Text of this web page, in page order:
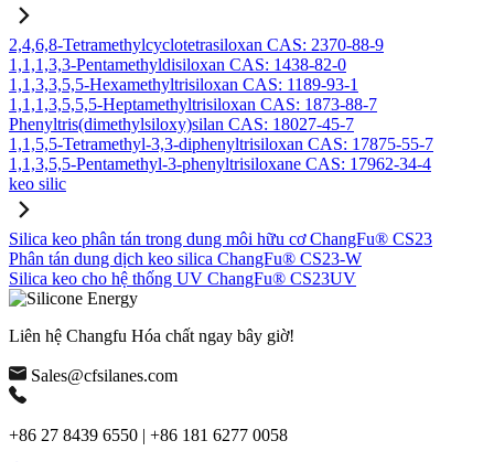
2,4,6,8-Tetramethylcyclotetrasiloxan CAS: 2370-88-9
1,1,1,3,3-Pentamethyldisiloxan CAS: 1438-82-0
1,1,3,3,5,5-Hexamethyltrisiloxan CAS: 1189-93-1
1,1,1,3,5,5,5-Heptamethyltrisiloxan CAS: 1873-88-7
Phenyltris(dimethylsiloxy)silan CAS: 18027-45-7
1,1,5,5-Tetramethyl-3,3-diphenyltrisiloxan CAS: 17875-55-7
1,1,3,5,5-Pentamethyl-3-phenyltrisiloxane CAS: 17962-34-4
keo silic
Silica keo phân tán trong dung môi hữu cơ ChangFu® CS23
Phân tán dung dịch keo silica ChangFu® CS23-W
Silica keo cho hệ thống UV ChangFu® CS23UV
Liên hệ Changfu Hóa chất ngay bây giờ!
Sales@cfsilanes.com
+86 27 8439 6550 | +86 181 6277 0058